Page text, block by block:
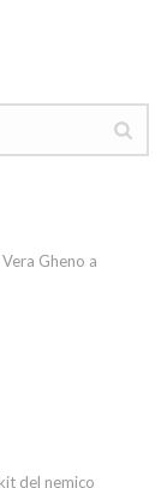
Gheno a
del nemico